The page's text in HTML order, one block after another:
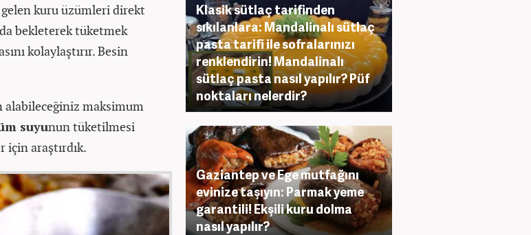
gelen kuru üzümleri direkt
bekleterek tüketmek
kolaylaştırır. Besin
maksimum
suyunun tüketilmesi
için araştırdık.
Klasik sütlaç tarifinden
sıkılanlara: Mandalinalı sütlaç
pasta tarifi ile sofralarınızı
renklendirin! Mandalinalı
sütlaç pasta nasıl yapılır? Püf
noktaları nelerdir?
Gaziantep ve Ege mutfağını
evinize taşıyın: Parmak yeme
garantili! Ekşili kuru dolma
nasıl yapılır?